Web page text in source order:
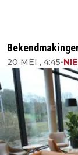
20 MEI , 4:45•